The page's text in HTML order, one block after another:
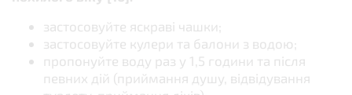
застосовуйте яскраві чашки;
застосовуйте кулери та балони з водою;
пропонуйте воду раз у 1,5 години та після
певних дій (приймання душу, відвідування